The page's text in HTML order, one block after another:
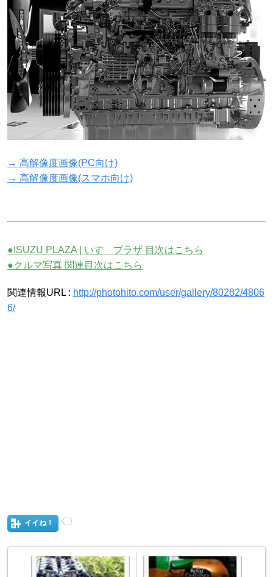
→ 高解像度画像(PC向け)
→ 高解像度画像(スマホ向け)
●ISUZU PLAZA | いすゞプラザ 目次はこちら
●クルマ写真 関連目次はこちら
関連情報URL : http://photohito.com/user/gallery/80282/4806
6/
イイね！